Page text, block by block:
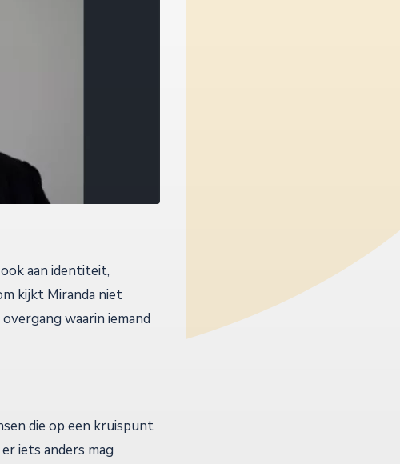
aan identiteit,
kijkt Miranda niet
waarin iemand
die op een kruispunt
iets anders mag